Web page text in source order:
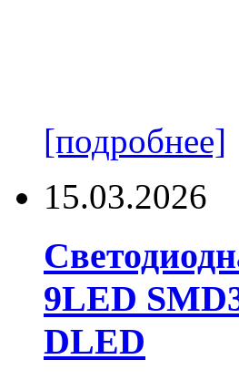
[подробнее]
15.03.2026
9LED
DLED